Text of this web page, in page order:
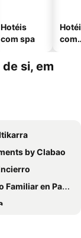
Hotéis
com spa
com
si, em
by Clabao
en Pamplona